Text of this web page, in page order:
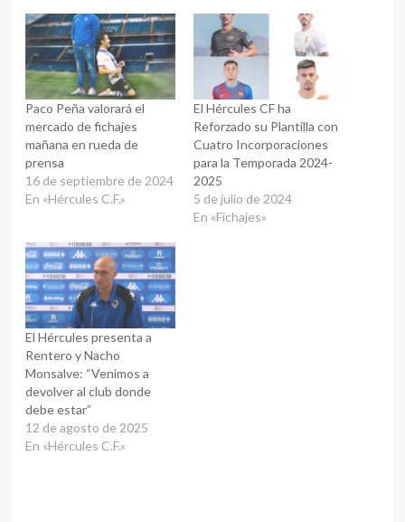
Paco Peña valorará el
mercado de fichajes
mañana en rueda de
prensa
16 de septiembre de 2024
En «Hércules C.F.»
El Hércules CF ha
Reforzado su Plantilla con
Cuatro Incorporaciones
para la Temporada 2024-
2025
5 de julio de 2024
En «Fichajes»
El Hércules presenta a
Rentero y Nacho
Monsalve: “Venimos a
devolver al club donde
debe estar”
12 de agosto de 2025
En «Hércules C.F.»